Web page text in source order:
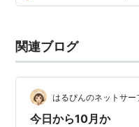
関連ブログ
はるぴんのネットサ
今日から10月か